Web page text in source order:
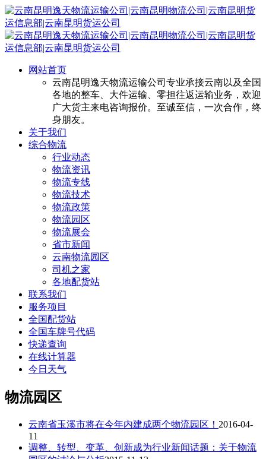
网站首页
云南昆明逸天物流运输公司专业承接云南以及全国
各地的整车、大件运输、零担往返运输业务，欢迎
广大货主来电咨询报价。至诚至信，一次合作，终
身朋友。
关于我们
综合物流
行业动态
物流资讯
物流专线
物流技术
物流政策
物流园区
物流展会
省市新闻
云南物流园区
司机之家
各地配货站
联系我们
服务项目
全国配货站
全国车牌号代码
快递查询
在线计算器
今日天气
物流园区
云南省玉溪市将在今年内建成两个物流园区！ 2016-04-
11
调整、转型、变革、创新成为行业新闻话题：关于物流